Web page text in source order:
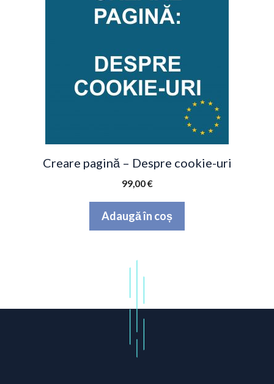
Creare pagină – Despre cookie-uri
99,00€
Adaugă în coș